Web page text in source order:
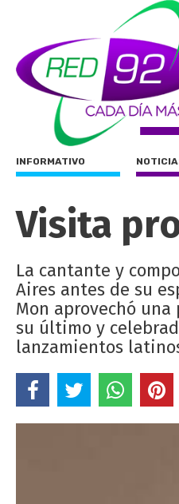
INFORMATIVO
Visita
La cantante y
Aires antes de su
Mon aprovechó
su último y
lanzamientos